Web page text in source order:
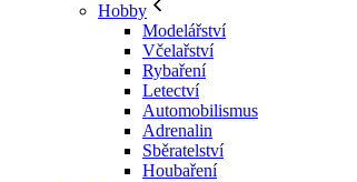
Hobby
Modelářství
Včelařství
Rybaření
Letectví
Automobilismus
Adrenalin
Sběratelství
Houbaření